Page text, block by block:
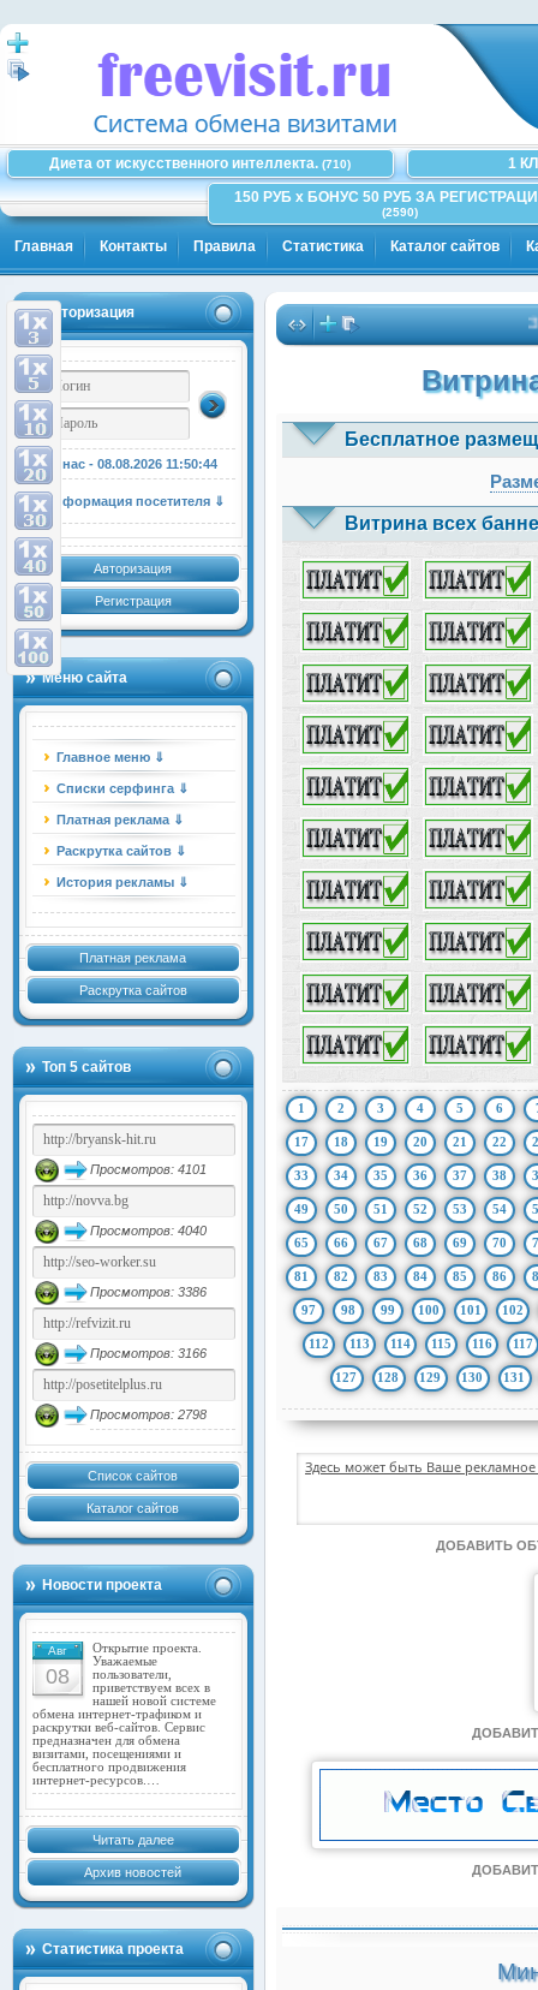
Диета от искусственного интеллекта. (710)
1
150 РУБ x БОНУС 50 РУБ ЗА
(2590)
Главная Контакты Правила Статистика Каталог сайтов
Авторизация
У нас - 08.08.202611:50:45
Информация посетителя ⇓
Авторизация
Регистрация
Меню сайта
Главное меню ⇓
Списки серфинга ⇓
Платная реклама ⇓
Раскрутка сайтов ⇓
История рекламы ⇓
Платная реклама
Раскрутка сайтов
Топ 5 сайтов
Просмотров: 4101
Просмотров: 4040
Просмотров: 3386
Просмотров: 3166
Просмотров: 2798
Список сайтов
Каталог сайтов
Новости проекта
Авг
08
Открытие проекта.
Уважаемые
пользователи,
приветствуем всех в
нашей новой системе
обмена интернет-трафиком и
раскрутки веб-сайтов. Сервис
предназначен для обмена
визитами, посещениями и
бесплатного продвижения
интернет-ресурсов.…
Читать далее
Архив новостей
Статистика проекта
Бесплатное
Витрина всех
1 2 3 4 5 6
17 18 19 20 21 22
33 34 35 36 37 38
49 50 51 52 53 54
65 66 67 68 69 70
81 82 83 84 85 86
97 98 99 100 101 102
112 113 114 115 116 117
127 128 129 130 131
Здесь может быть Ваше
ДОБАВИТЬ